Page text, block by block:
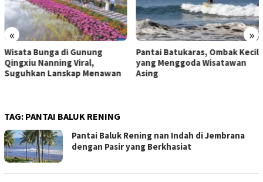
« »
Pantai Batukaras, Ombak Kecil
yang Menggoda Wisatawan
Asing
Senja di Pantai Pangandaran,
Wisatawan Menikmati Sore
dengan Bermain hingga
TAG: PANTAI BALUK RENING
Pantai Baluk Rening nan Indah di Jembrana
dengan Pasir yang Berkhasiat